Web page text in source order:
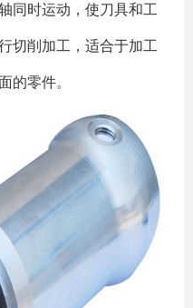
同时运动，使刀具和工
切削加工，适合于加工
的零件。